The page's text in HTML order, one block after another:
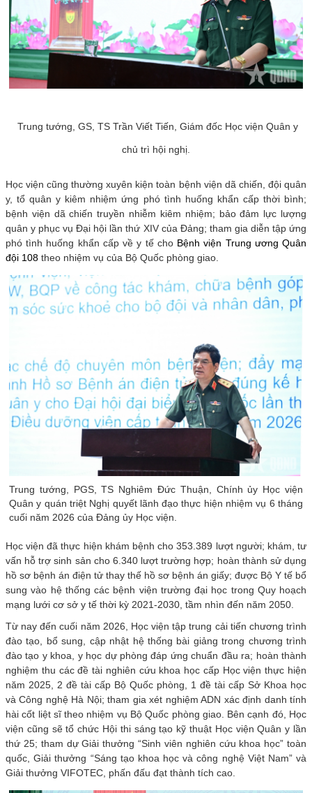
Trung tướng, GS, TS Trần Viết Tiến, Giám đốc Học viện Quân y
chủ trì hội nghị.
Học viện cũng thường xuyên kiện toàn bệnh viện dã chiến, đội quân
y, tổ quân y kiêm nhiệm ứng phó tình huống khẩn cấp thời bình;
bệnh viện dã chiến truyền nhiễm kiêm nhiệm; bảo đảm lực lượng
quân y phục vụ Đại hội lần thứ XIV của Đảng; tham gia diễn tập ứng
phó tình huống khẩn cấp về y tế cho Bệnh viện Trung ương Quân
đội 108 theo nhiệm vụ của Bộ Quốc phòng giao.
Trung tướng, PGS, TS Nghiêm Đức Thuận, Chính ủy Học viện
Quân y quán triệt Nghị quyết lãnh đạo thực hiện nhiệm vụ 6 tháng
cuối năm 2026 của Đảng ủy Học viện.
Học viện đã thực hiện khám bệnh cho 353.389 lượt người; khám, tư
vấn hỗ trợ sinh sản cho 6.340 lượt trường hợp; hoàn thành sử dụng
hồ sơ bệnh án điện tử thay thế hồ sơ bệnh án giấy; được Bộ Y tế bổ
sung vào hệ thống các bệnh viện trường đại học trong Quy hoạch
mạng lưới cơ sở y tế thời kỳ 2021-2030, tầm nhìn đến năm 2050.
Từ nay đến cuối năm 2026, Học viện tập trung cải tiến chương trình
đào tạo, bổ sung, cập nhật hệ thống bài giảng trong chương trình
đào tạo y khoa, y học dự phòng đáp ứng chuẩn đầu ra; hoàn thành
nghiệm thu các đề tài nghiên cứu khoa học cấp Học viện thực hiện
năm 2025, 2 đề tài cấp Bộ Quốc phòng, 1 đề tài cấp Sở Khoa học
và Công nghệ Hà Nội; tham gia xét nghiệm ADN xác định danh tính
hài cốt liệt sĩ theo nhiệm vụ Bộ Quốc phòng giao. Bên cạnh đó, Học
viện cũng sẽ tổ chức Hội thi sáng tạo kỹ thuật Học viện Quân y lần
thứ 25; tham dự Giải thưởng “Sinh viên nghiên cứu khoa học” toàn
quốc, Giải thưởng “Sáng tạo khoa học và công nghệ Việt Nam” và
Giải thưởng VIFOTEC, phấn đấu đạt thành tích cao.